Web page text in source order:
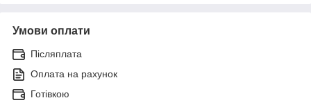
Умови оплати
Післяплата
Оплата на рахунок
Готівкою